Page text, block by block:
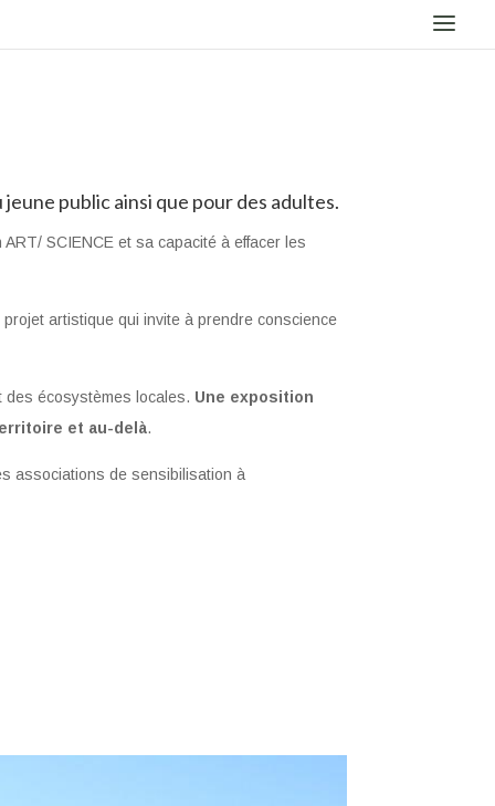
public ainsi que pour des adultes.
SCIENCE et sa capacité à effacer les
artistique qui invite à prendre conscience
des écosystèmes locales. Une exposition
et au-delà.
associations de sensibilisation à